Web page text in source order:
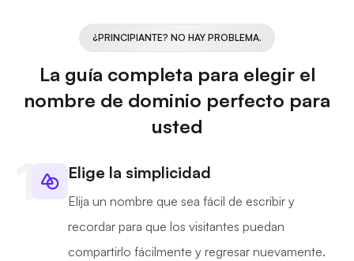
¿PRINCIPIANTE? NO HAY PROBLEMA.
La guía completa para elegir el
nombre de dominio perfecto para
usted
Elige la simplicidad
Elija un nombre que sea fácil de escribir y
recordar para que los visitantes puedan
compartirlo fácilmente y regresar nuevamente.